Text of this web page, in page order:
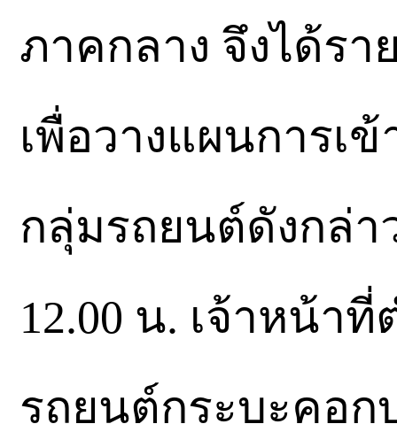
ภาคกลาง จึงได้ร
เพื่อวางแผนการเ
กลุ่มรถยนต์ดังกล่า
12.00 น. เจ้าหน้า
รถยนต์กระบะคอก